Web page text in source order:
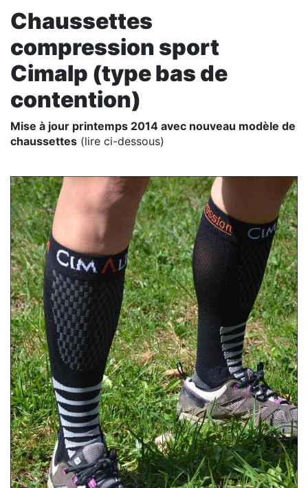
Chaussettes
compression sport
Cimalp (type bas de
contention)
Mise à jour printemps 2014 avec nouveau modèle de
chaussettes (lire ci-dessous)